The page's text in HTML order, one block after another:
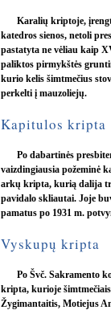
Karalių kriptoje,
katedros sienos, netoli
pastatyta ne vėliau kaip
paliktos pirmykštės
kurio kelis šimtmečius
perkelti į mauzoliejų.
Kapitulos kripta
Po dabartinės
vaizdingiausia požeminė
arkų kripta, kurią dalija
pavidalo skliautai. Joje
pamatus po 1931 m.
Vyskupų kripta
Po Švč. Sakramento
kripta, kurioje
Žygimantaitis, Motiejus